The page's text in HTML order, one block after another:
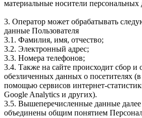
материальные носители персональных
3. Оператор может обрабатывать
данные Пользователя
3.1. Фамилия, имя, отчество;
3.2. Электронный адрес;
3.3. Номера телефонов;
3.4. Также на сайте происходит сбор и
обезличенных данных о посетителях
помощью сервисов интернет-
Google Analytics и других).
3.5. Вышеперечисленные данные
объединены общим понятием